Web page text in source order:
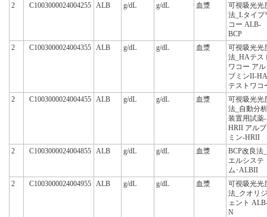
2
C1003000024004255 ALB g/dL g/dL 血漿
可視吸光光
法_Lタイプ
コー ALB-
BCP
2
C1003000024004355 ALB g/dL g/dL 血漿
可視吸光光
法_HAテス
ワコー アル
ブミンII-HA
テストワコ
2
C1003000024004455 ALB g/dL g/dL 血漿
可視吸光光
法_自動分析
装置用試薬-
HRII アルブ
ミン-HRII
2
C1003000024004855 ALB g/dL g/dL 血漿
BCP改良法_
エルシステ
ム･ALBII
2
C1003000024004955 ALB g/dL g/dL 血漿
可視吸光光
法_クオリジ
ェント
N